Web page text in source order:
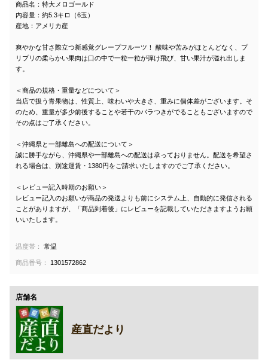
商品名：特大メロゴールド
内容量：約5.3キロ（6玉）
産地：アメリカ産
爽やかな甘さ際立つ新感覚グレープフルーツ！ 酸味や苦みがほとんどなく、プ
リプリの柔らかい果肉は口の中で一粒一粒が弾け飛び、甘い果汁が溢れ出しま
す。
＜商品の規格・重量などについて＞
当店で扱う青果物は、性質上、味わいや大きさ、重みに個体差がございます。そ
のため、重量が多少前後することや若干のバラつきがでることもございますので
その点はご了承ください。
＜沖縄県と一部離島への配送について＞
誠に勝手ながら、沖縄県や一部離島への配送は承っておりません。配送を希望さ
れる場合は、別途運賃・1380円をご請求いたしますのでご了承ください。
＜レビュー記入時期のお願い＞
レビュー記入のお願いが商品の発送よりも前にシステム上、自動的に発信される
ことがありますが、「商品到着後」にレビューを記載していただきますようお願
いいたします。
温度帯： 常温
商品番号： 1301572862
店舗名
産直だより